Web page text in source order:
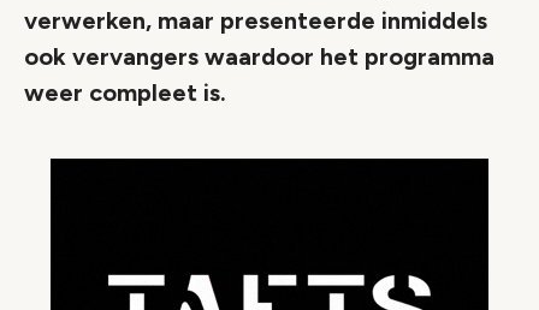
verwerken, maar presenteerde inmiddels
ook vervangers waardoor het programma
weer compleet is.